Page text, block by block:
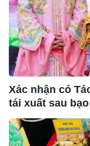
Xác nhận có
tái xuất sau